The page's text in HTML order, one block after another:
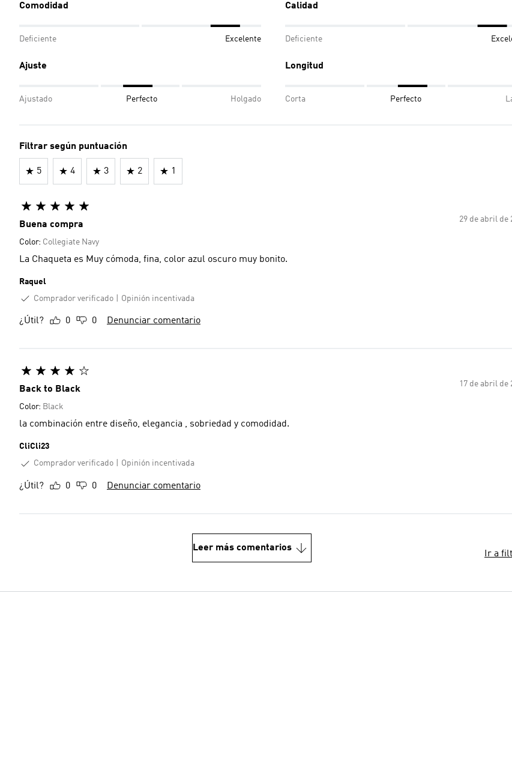
Comodidad
Deficiente Excelente
Calidad
Deficiente
Ajuste
Ajustado Perfecto Holgado
Longitud
Corta Perfecto
Filtrar según puntuación
5 4 3 2 1
29 de abril de
Buena compra
Color: Collegiate Navy
La Chaqueta es Muy cómoda, fina, color azul oscuro muy bonito.
Raquel
Comprador verificado
Opinión incentivada
¿Útil? 0 0 Denunciar comentario
17 de abril de
Back to Black
Color: Black
la combinación entre diseño, elegancia , sobriedad y comodidad.
CliCli23
Comprador verificado
Opinión incentivada
¿Útil? 0 0 Denunciar comentario
Leer más comentarios
Ir a